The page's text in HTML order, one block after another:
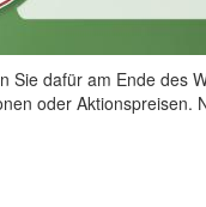
Sie dafür am Ende des
oder Aktionspreisen.